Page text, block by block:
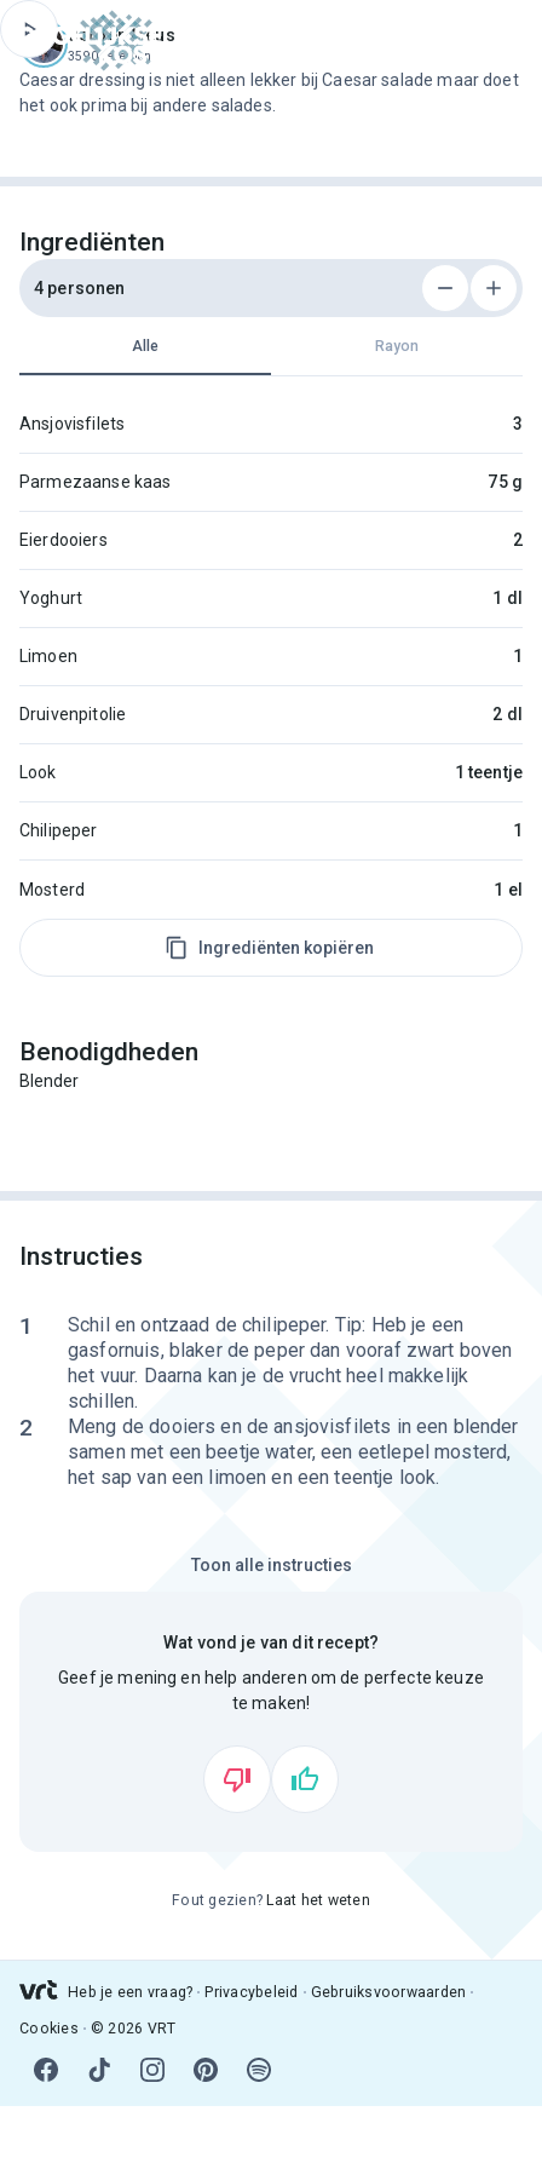
Jeroen Meus
3590 recepten
Caesar dressing is niet alleen lekker bij Caesar salade maar doet
het ook prima bij andere salades.
Ingrediënten
4 personen
Alle Rayon
Ansjovisfilets 3
Parmezaanse kaas 75 g
Eierdooiers 2
Yoghurt 1 dl
Limoen 1
Druivenpitolie 2 dl
Look 1 teentje
Chilipeper 1
Mosterd 1 el
Ingrediënten kopiëren
Benodigdheden
Blender
Instructies
1
Schil en ontzaad de chilipeper. Tip: Heb je een
gasfornuis, blaker de peper dan vooraf zwart boven
het vuur. Daarna kan je de vrucht heel makkelijk
schillen.
2
Meng de dooiers en de ansjovisfilets in een blender
samen met een beetje water, een eetlepel mosterd,
het sap van een limoen en een teentje look.
Toon alle instructies
Wat vond je van dit recept?
Geef je mening en help anderen om de perfecte keuze
te maken!
Fout gezien? Laat het weten
Heb je een vraag? Privacybeleid Gebruiksvoorwaarden
Cookies © 2026 VRT